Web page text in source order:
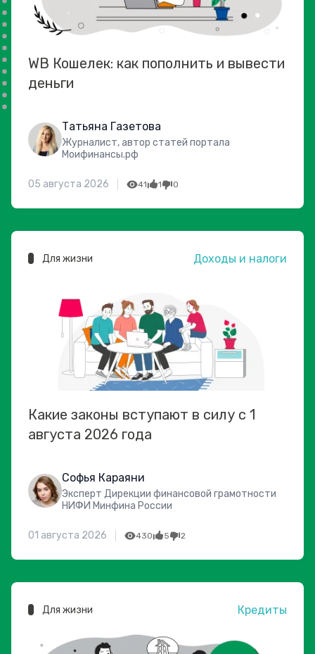
WB Кошелек: как пополнить и вывести
деньги
Татьяна Газетова
Журналист, автор статей портала
Моифинансы.рф
05 августа 2026 41 1 0
Для жизни Доходы и налоги
Какие законы вступают в силу с 1
августа 2026 года
Софья Караяни
Эксперт Дирекции финансовой грамотности
НИФИ Минфина России
01 августа 2026 430 5 2
Для жизни Кредиты